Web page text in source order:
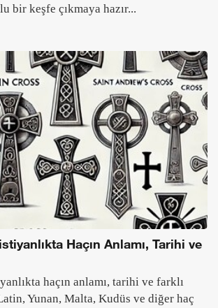
bir keşfe çıkmaya hazır...
Haçın Anlamı, Tarihi ve
haçın anlamı, tarihi ve farklı
Yunan, Malta, Kudüs ve diğer haç